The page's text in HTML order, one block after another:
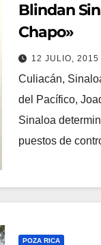
Blindan
Chapo»
12 JULIO, 2015
Culiacán,
del Pacífico,
Sinaloa
puestos de
POZA RICA